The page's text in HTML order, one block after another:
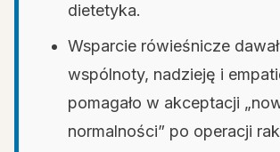
dietetyka.
Wsparcie rówieśnicze
wspólnoty, nadzieję i
pomagało w akceptacji
normalności” po operacji